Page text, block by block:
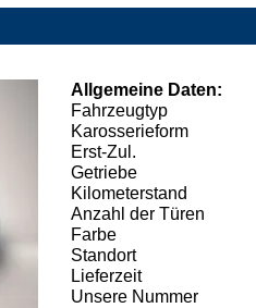
Allgemeine Daten:
Fahrzeugtyp
Karosserieform
Erst-Zul.
Getriebe
Kilometerstand
Anzahl der Türen
Farbe
Standort
Lieferzeit
Unsere Nummer